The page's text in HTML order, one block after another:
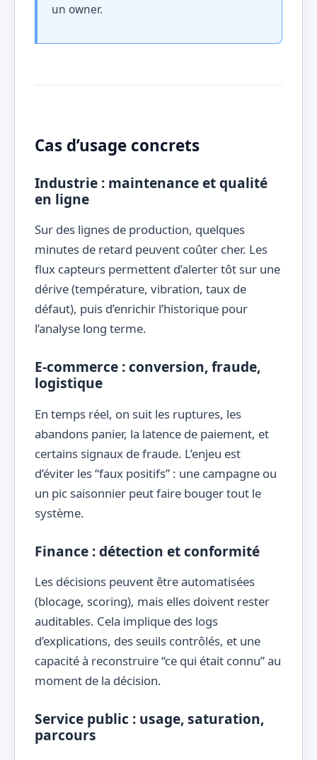
un owner.
Cas d’usage concrets
Industrie : maintenance et qualité
en ligne
Sur des lignes de production, quelques
minutes de retard peuvent coûter cher. Les
flux capteurs permettent d’alerter tôt sur une
dérive (température, vibration, taux de
défaut), puis d’enrichir l’historique pour
l’analyse long terme.
E-commerce : conversion, fraude,
logistique
En temps réel, on suit les ruptures, les
abandons panier, la latence de paiement, et
certains signaux de fraude. L’enjeu est
d’éviter les “faux positifs” : une campagne ou
un pic saisonnier peut faire bouger tout le
système.
Finance : détection et conformité
Les décisions peuvent être automatisées
(blocage, scoring), mais elles doivent rester
auditables. Cela implique des logs
d’explications, des seuils contrôlés, et une
capacité à reconstruire “ce qui était connu” au
moment de la décision.
Service public : usage, saturation,
parcours